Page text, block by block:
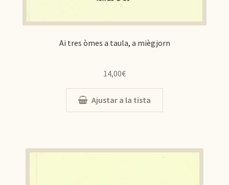
Ai tres òmes a taula, a miègjorn
14,00€
Ajustar a la tista